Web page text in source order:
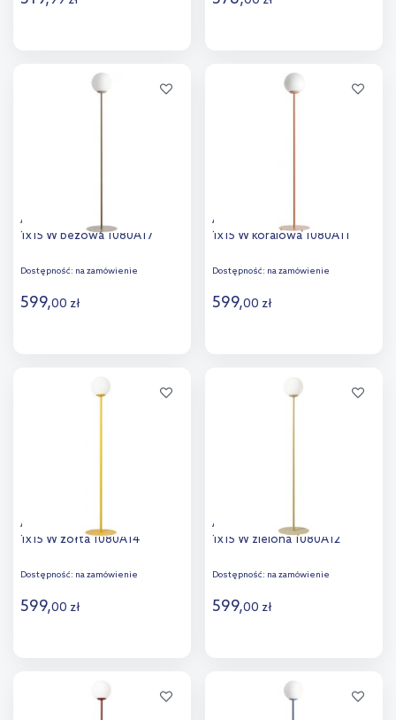
Dodaj do
Dodaj do
Aldex Pinne lampa stojąca
1x15 W beżowa 1080A17
Dostępność: na zamówienie
599,00 zł
Dodaj do
Aldex Pinne lampa stojąca
1x15 W koralowa 1080A11
Dostępność: na zamówienie
599,00 zł
Aldex Pinne lampa stojąca
1x15 W żółta 1080A14
Dostępność: na zamówienie
599,00 zł
Aldex Pinne lampa stojąca
1x15 W zielona 1080A12
Dostępność: na zamówienie
599,00 zł
Dodaj do